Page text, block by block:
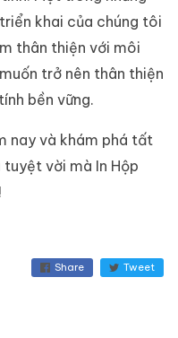
khai của chúng tôi
thân thiện với môi
trở nên thân thiện
bền vững.
nay và khám phá tất
vời mà In Hộp
Share Tweet